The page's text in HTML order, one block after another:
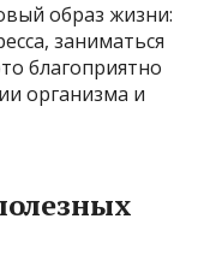
образ жизни:
заниматься
благоприятно
организма и